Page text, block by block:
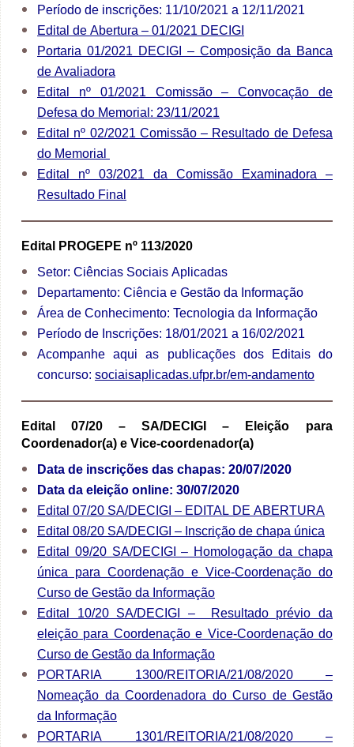
Período de inscrições: 11/10/2021 a 12/11/2021
Edital de Abertura – 01/2021 DECIGI
Portaria 01/2021 DECIGI – Composição da Banca
de Avaliadora
Edital nº 01/2021 Comissão – Convocação de
Defesa do Memorial: 23/11/2021
Edital nº 02/2021 Comissão – Resultado de Defesa
do Memorial
Edital nº 03/2021 da Comissão Examinadora –
Resultado Final
Edital PROGEPE nº 113/2020
Setor: Ciências Sociais Aplicadas
Departamento: Ciência e Gestão da Informação
Área de Conhecimento: Tecnologia da Informação
Período de Inscrições: 18/01/2021 a 16/02/2021
Acompanhe aqui as publicações dos Editais do
concurso: sociaisaplicadas.ufpr.br/em-andamento
Edital 07/20 – SA/DECIGI –
Eleição para
Coordenador(a) e Vice-coordenador(a)
Data de inscrições das chapas: 20/07/2020
Data da eleição online: 30/07/2020
Edital 07/20 SA/DECIGI – EDITAL DE ABERTURA
Edital 08/20 SA/DECIGI – Inscrição de chapa única
Edital 09/20 SA/DECIGI – Homologação da chapa
única para Coordenação e Vice-Coordenação do
Curso de Gestão da Informação
Edital 10/20 SA/DECIGI – Resultado prévio da
eleição para Coordenação e Vice-Coordenação do
Curso de Gestão da Informação
PORTARIA 1300/REITORIA/21/08/2020 –
Nomeação da Coordenadora do Curso de Gestão
da Informação
PORTARIA 1301/REITORIA/21/08/2020 –